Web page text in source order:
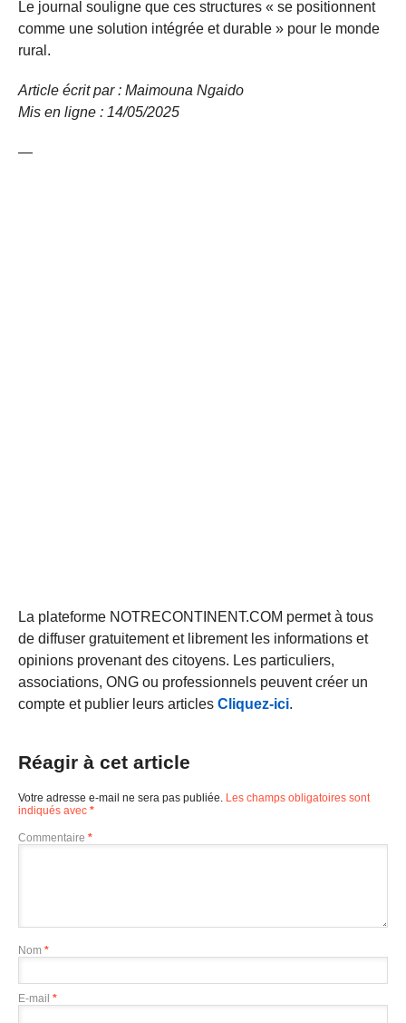
Le journal souligne que ces structures « se positionnent
comme une solution intégrée et durable » pour le monde
rural.
Article écrit par : Maimouna Ngaido
Mis en ligne : 14/05/2025
—
La plateforme NOTRECONTINENT.COM permet à tous
de diffuser gratuitement et librement les informations et
opinions provenant des citoyens. Les particuliers,
associations, ONG ou professionnels peuvent créer un
compte et publier leurs articles Cliquez-ici.
Réagir à cet article
Votre adresse e-mail ne sera pas publiée. Les champs obligatoires sont
indiqués avec *
Commentaire *
Nom *
E-mail *